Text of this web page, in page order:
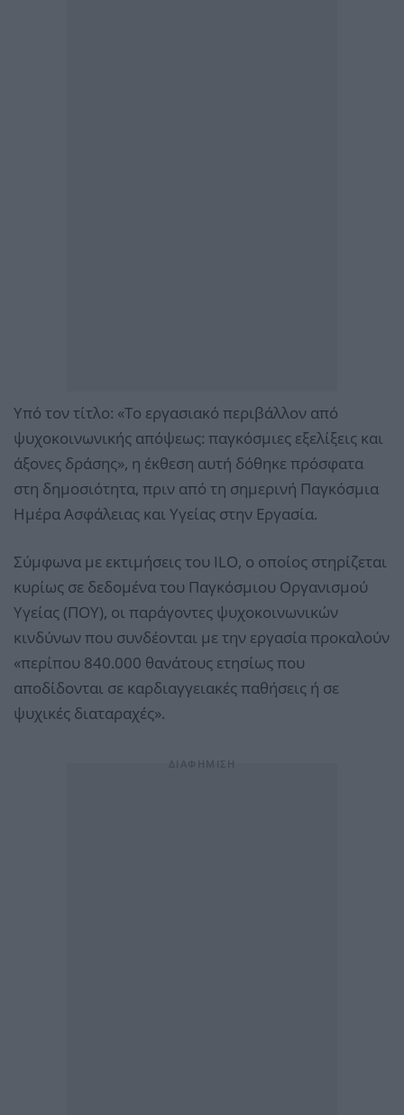
Υπό τον τίτλο: «Το εργασιακό περιβάλλον από
ψυχοκοινωνικής απόψεως: παγκόσμιες εξελίξεις και
άξονες δράσης», η έκθεση αυτή δόθηκε πρόσφατα
στη δημοσιότητα, πριν από τη σημερινή Παγκόσμια
Ημέρα Ασφάλειας και Υγείας στην Εργασία.
Σύμφωνα με εκτιμήσεις του ILO, ο οποίος στηρίζεται
κυρίως σε δεδομένα του Παγκόσμιου Οργανισμού
Υγείας (ΠΟΥ), οι παράγοντες ψυχοκοινωνικών
κινδύνων που συνδέονται με την εργασία προκαλούν
«περίπου 840.000 θανάτους ετησίως που
αποδίδονται σε καρδιαγγειακές παθήσεις ή σε
ψυχικές διαταραχές».